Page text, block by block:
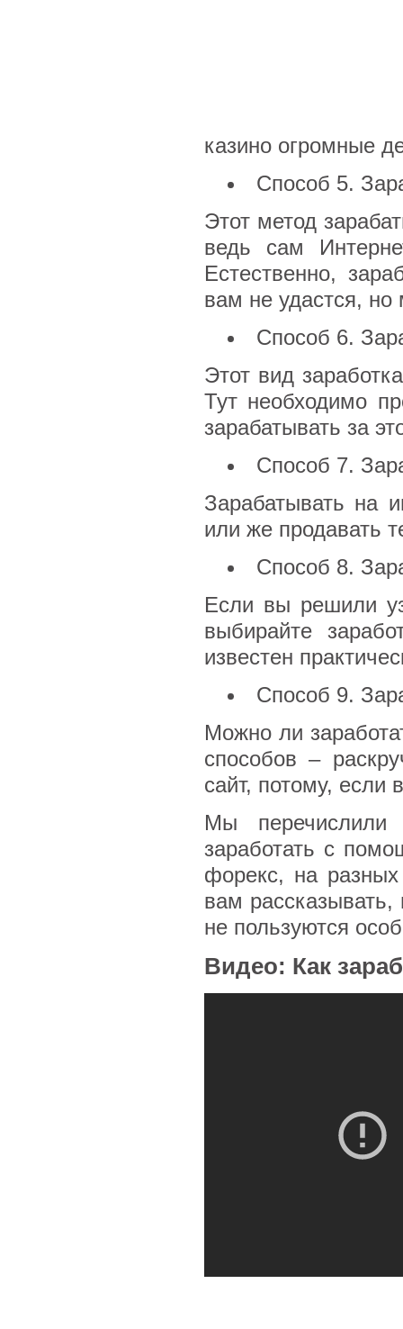
казино огромные
Способ 5.
Этот метод
ведь сам
Естественно,
вам не удастся,
Способ 6.
Этот вид
Тут необходимо
зарабатывать за
Способ 7.
Зарабатывать на
или же продавать
Способ 8.
Если вы решили
выбирайте
известен
Способ 9.
Можно ли
способов –
сайт, потому, если
Мы
заработать с
форекс, на
вам
не пользуются
Видео: Как